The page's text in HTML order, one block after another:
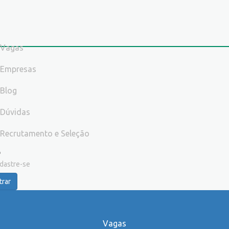
Vagas
Empresas
Blog
Dúvidas
Recrutamento e Seleção
se
Vagas